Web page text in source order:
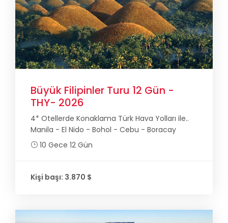
Büyük Filipinler Turu 12 Gün -
THY- 2026
4* Otellerde Konaklama Türk Hava Yolları ile..
Manila - El Nido - Bohol - Cebu - Boracay
10 Gece 12 Gün
Kişi başı: 3.870 $